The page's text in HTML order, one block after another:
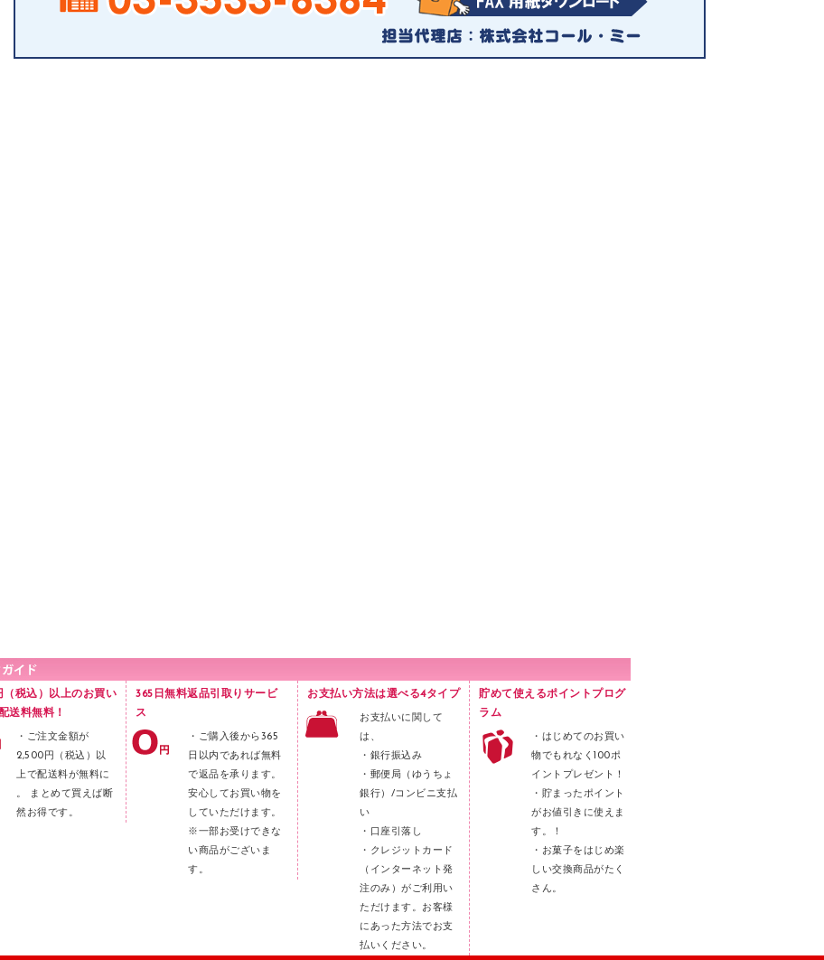
（税込）以上のお買い
送料無料！
・ご注文金額が
2,500円（税込）以
上で配送料が無料に
。 まとめて買えば断
然お得です。
365日無料返品引取りサービ
ス
・ご購入後から365
日以内であれば無料
で返品を承ります。
安心してお買い物を
していただけます。
※一部お受けできな
い商品がございま
す。
お支払い方法は選べる4タイプ
お支払いに関して
は、
・銀行振込み
・郵便局（ゆうちょ
銀行）/コンビニ支払
い
・口座引落し
・クレジットカード
（インターネット発
注のみ）がご利用い
ただけます。お客様
にあった方法でお支
払いください。
貯めて使えるポイントプログ
ラム
・はじめてのお買い
物でもれなく100ポ
イントプレゼント！
・貯まったポイント
がお値引きに使えま
す。！
・お菓子をはじめ楽
しい交換商品がたく
さん。